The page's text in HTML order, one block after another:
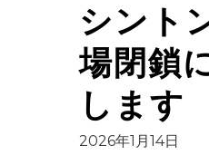
シント
場閉鎖
します
2026年1月14日